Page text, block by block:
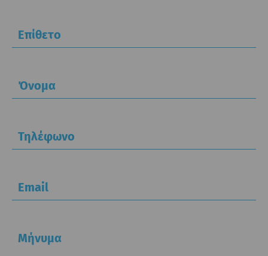
Επίθετο
Όνομα
Τηλέφωνο
Email
Μήνυμα